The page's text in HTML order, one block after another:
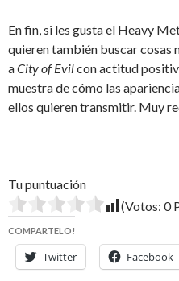
En fin, si les gusta el Heavy
quieren también buscar cosas
aCity of Evilcon actitud
muestra de cómo las
ellos quieren transmitir. Muy
Tu puntuación
(Votos: 0
COMPARTELO!
Twitter Facebook